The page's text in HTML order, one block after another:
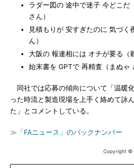
ラダー図の 途中で迷子 今どこだ
さん）
見積もりが 安すぎたのに 気づく
ん）
大阪の 報連相には オチが要る（
始末書を GPTで 再精査（まぬゃ
同社では応募の傾向について「温暖
った時流と製造現場を上手く絡めて詠
た」とコメントしている。
≫「FAニュース」のバックナンバー
Copyright ©